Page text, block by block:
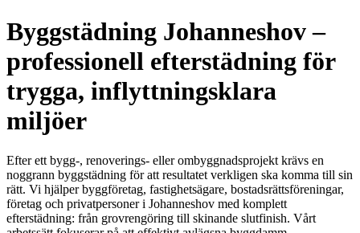
Byggstädning Johanneshov –
professionell efterstädning för
trygga, inflyttningsklara
miljöer
Efter ett bygg-, renoverings- eller ombyggnadsprojekt krävs en
noggrann byggstädning för att resultatet verkligen ska komma till sin
rätt. Vi hjälper byggföretag, fastighetsägare, bostadsrättsföreningar,
företag och privatpersoner i Johanneshov med komplett
efterstädning: från grovrengöring till skinande slutfinish. Vårt